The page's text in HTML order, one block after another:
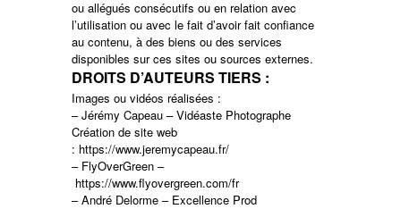
ou allégués consécutifs ou en relation avec
l’utilisation ou avec le fait d’avoir fait confiance
au contenu, à des biens ou des services
disponibles sur ces sites ou sources externes.
DROITS D’AUTEURS TIERS :
Images ou vidéos réalisées :
– Jérémy Capeau – Vidéaste Photographe
Création de site web
: https://www.jeremycapeau.fr/
– FlyOverGreen –
https://www.flyovergreen.com/fr
– André Delorme – Excellence Prod